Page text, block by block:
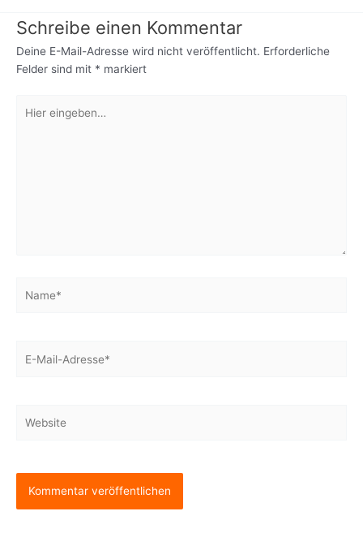
Schreibe einen Kommentar
Deine E-Mail-Adresse wird nicht veröffentlicht. Erforderliche
Felder sind mit * markiert
eingeben…
Mail-